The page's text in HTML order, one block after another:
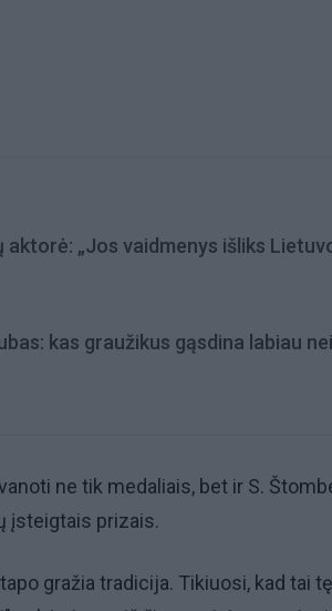
aktorė: „Jos vaidmenys išliks
kas graužikus gąsdina labiau nei
ne tik medaliais, bet ir S.
įsteigtais prizais.
gražia tradicija. Tikiuosi, kad tai